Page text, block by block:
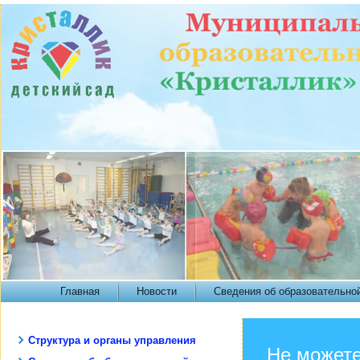
Главная Новости Сведения об
Структура и органы управления
Не